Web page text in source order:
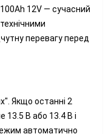
12V — сучасний
перевагу перед
Якщо останні 2
13.5 В або 13.4 В і
автоматично